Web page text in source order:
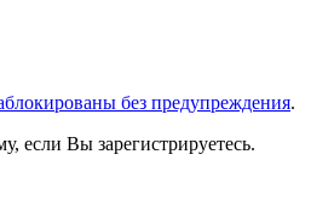
без предупреждения.
если Вы зарегистрируетесь.